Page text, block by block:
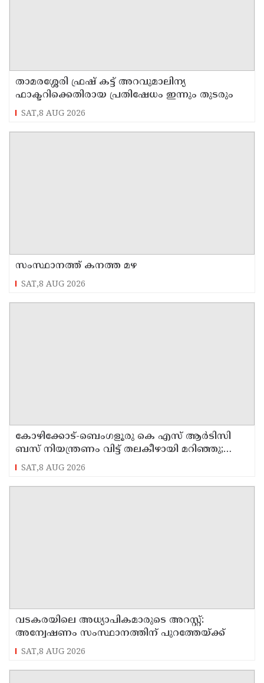
താമരശ്ശേരി ഫ്രഷ് കട്ട് അറവുമാലിന്യ
ഫാക്ടറിക്കെതിരായ പ്രതിഷേധം ഇന്നും തുടരും
SAT,8 AUG 2026
സംസ്ഥാനത്ത് കനത്ത മഴ
SAT,8 AUG 2026
കോഴിക്കോട്-ബെംഗളൂരു കെ എസ് ആര്‍ടിസി
ബസ് നിയന്ത്രണം വിട്ട് തലകീഴായി മറിഞ്ഞു;
ഡ്രൈവര്‍ക്കും കണ്ടക്ടര്‍ക്കും ദാരുണാന്ത്യം
SAT,8 AUG 2026
വടകരയിലെ അധ്യാപികമാരുടെ അറസ്റ്റ്:
അന്വേഷണം സംസ്ഥാനത്തിന് പുറത്തേയ്ക്ക്
SAT,8 AUG 2026